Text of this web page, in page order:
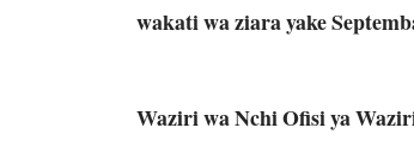
wakati wa ziara yake
Waziri wa Nchi Ofisi ya